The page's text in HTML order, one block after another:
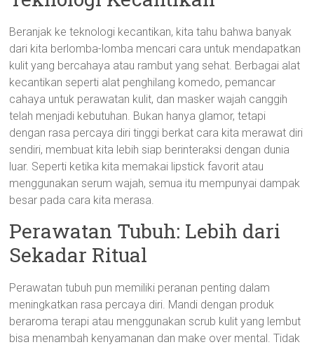
Beranjak ke teknologi kecantikan, kita tahu bahwa banyak
dari kita berlomba-lomba mencari cara untuk mendapatkan
kulit yang bercahaya atau rambut yang sehat. Berbagai alat
kecantikan seperti alat penghilang komedo, pemancar
cahaya untuk perawatan kulit, dan masker wajah canggih
telah menjadi kebutuhan. Bukan hanya glamor, tetapi
dengan rasa percaya diri tinggi berkat cara kita merawat diri
sendiri, membuat kita lebih siap berinteraksi dengan dunia
luar. Seperti ketika kita memakai lipstick favorit atau
menggunakan serum wajah, semua itu mempunyai dampak
besar pada cara kita merasa.
Perawatan Tubuh: Lebih dari
Sekadar Ritual
Perawatan tubuh pun memiliki peranan penting dalam
meningkatkan rasa percaya diri. Mandi dengan produk
beraroma terapi atau menggunakan scrub kulit yang lembut
bisa menambah kenyamanan dan make over mental. Tidak